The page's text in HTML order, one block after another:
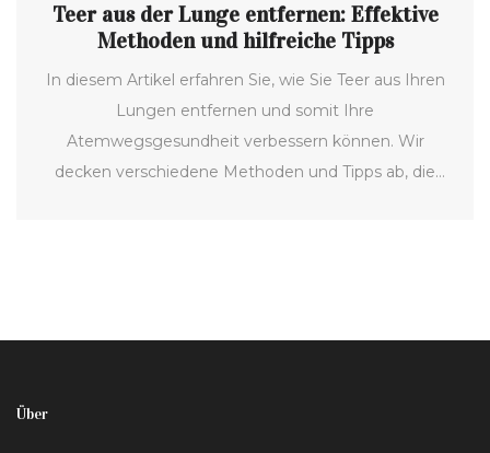
Teer aus der Lunge entfernen: Effektive
Methoden und hilfreiche Tipps
In diesem Artikel erfahren Sie, wie Sie Teer aus Ihren
Lungen entfernen und somit Ihre
Atemwegsgesundheit verbessern können. Wir
decken verschiedene Methoden und Tipps ab, die
Über